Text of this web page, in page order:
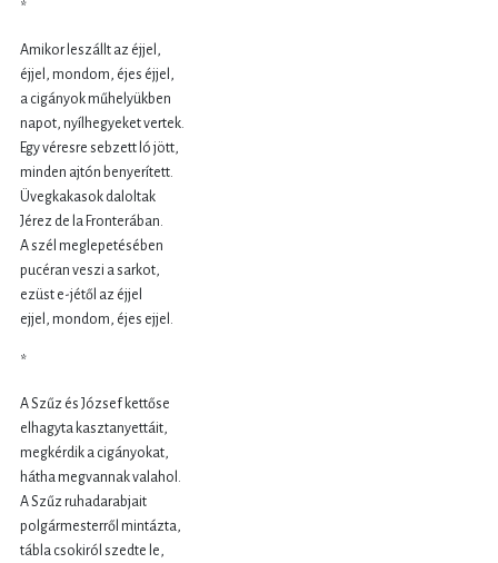
*
Amikor leszállt az éjjel,
éjjel, mondom, éjes éjjel,
a cigányok műhelyükben
napot, nyílhegyeket vertek.
Egy véresre sebzett ló jött,
minden ajtón benyerített.
Üvegkakasok daloltak
Jérez de la Fronterában.
A szél meglepetésében
pucéran veszi a sarkot,
ezüst e-jétől az éjjel
ejjel, mondom, éjes ejjel.
*
A Szűz és József kettőse
elhagyta kasztanyettáit,
megkérdik a cigányokat,
hátha megvannak valahol.
A Szűz ruhadarabjait
polgármesterről mintázta,
tábla csokiról szedte le,